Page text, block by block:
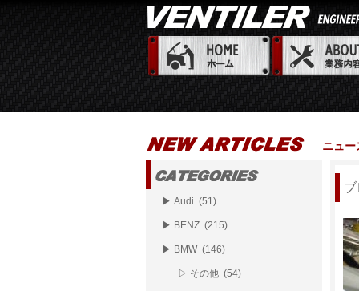
ニュー
▶ Audi (51)
▶ BENZ (215)
▶ BMW (146)
▷ その他 (54)